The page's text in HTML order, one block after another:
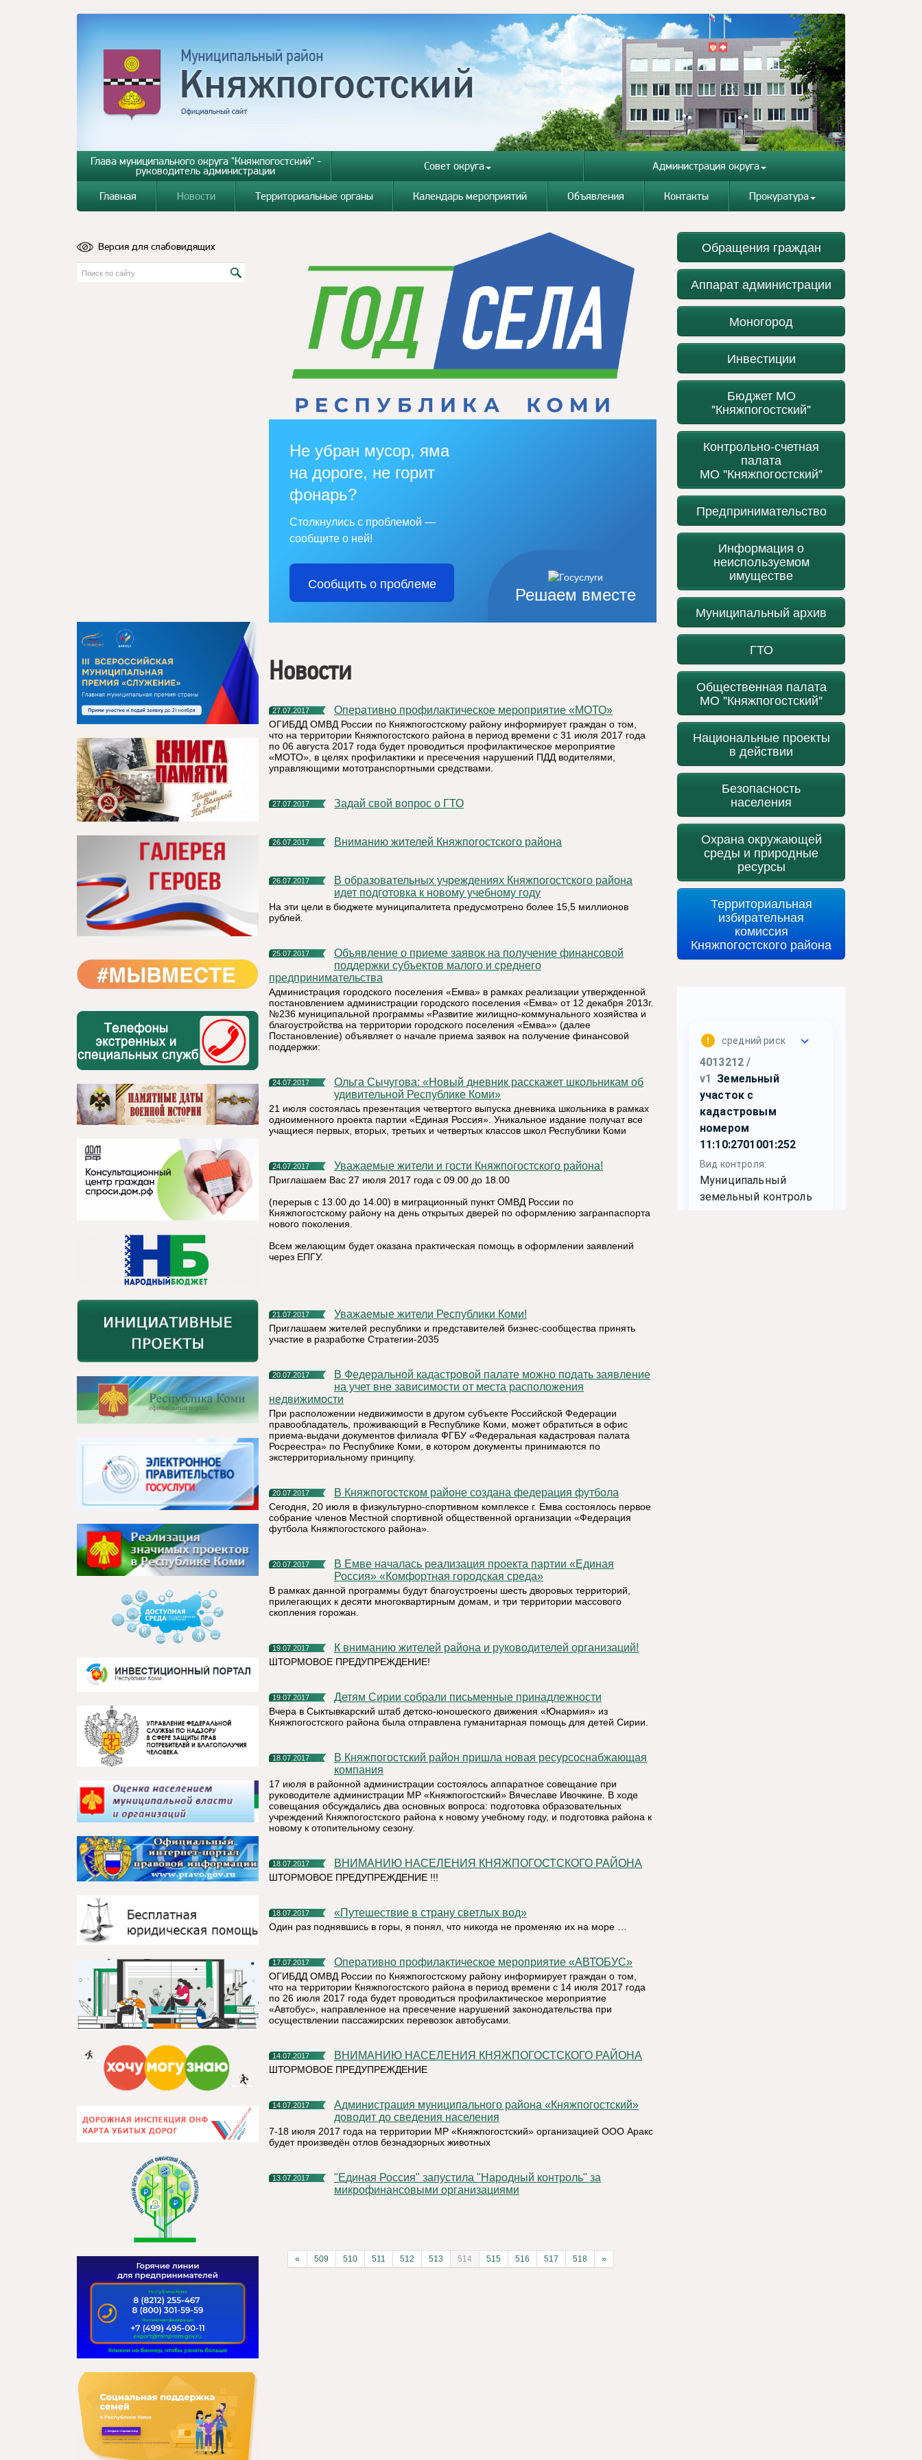
Глава муниципального округа "Княжпогостский" -
руководитель администрации Совет округа Администрация округа
Главная Новости Территориальные органы Календарь мероприятий Объявления Контакты Прокуратура
Версия для слабовидящих
Решаем вместе
Не убран мусор, яма
на дороге, не горит
фонарь?
Столкнулись с проблемой —
сообщите о ней!
Сообщить о проблеме
Новости
27.07.2017 Оперативно профилактическое мероприятие «МОТО»
ОГИБДД ОМВД России по Княжпогостскому району информирует граждан о том,
что на территории Княжпогостского района в период времени с 31 июля 2017 года
по 06 августа 2017 года будет проводиться профилактическое мероприятие
«МОТО», в целях профилактики и пресечения нарушений ПДД водителями,
управляющими мототранспортными средствами.
27.07.2017 Задай свой вопрос о ГТО
26.07.2017 Вниманию жителей Княжпогостского района
26.07.2017
В образовательных учреждениях Княжпогостского района
идет подготовка к новому учебному году
На эти цели в бюджете муниципалитета предусмотрено более 15,5 миллионов
рублей.
25.07.2017
Объявление о приеме заявок на получение финансовой
поддержки субъектов малого и среднего
предпринимательства
Администрация городского поселения «Емва» в рамках реализации утвержденной
постановлением администрации городского поселения «Емва» от 12 декабря 2013г.
№236 муниципальной программы «Развитие жилищно-коммунального хозяйства и
благоустройства на территории городского поселения «Емва»» (далее
Постановление) объявляет о начале приема заявок на получение финансовой
поддержки:
24.07.2017
Ольга Сычугова: «Новый дневник расскажет школьникам об
удивительной Республике Коми»
21 июля состоялась презентация четвертого выпуска дневника школьника в рамках
одноименного проекта партии «Единая Россия». Уникальное издание получат все
учащиеся первых, вторых, третьих и четвертых классов школ Республики Коми
24.07.2017 Уважаемые жители и гости Княжпогостского района!
Приглашаем Вас 27 июля 2017 года с 09.00 до 18.00
(перерыв с 13.00 до 14.00) в миграционный пункт ОМВД России по
Княжпогостскому району на день открытых дверей по оформлению загранпаспорта
нового поколения.
Всем желающим будет оказана практическая помощь в оформлении заявлений
через ЕПГУ.
21.07.2017 Уважаемые жители Республики Коми!
Приглашаем жителей республики и представителей бизнес-сообщества принять
участие в разработке Стратегии-2035
20.07.2017
В Федеральной кадастровой палате можно подать заявление
на учет вне зависимости от места расположения
недвижимости
При расположении недвижимости в другом субъекте Российской Федерации
правообладатель, проживающий в Республике Коми, может обратиться в офис
приема-выдачи документов филиала ФГБУ «Федеральная кадастровая палата
Росреестра» по Республике Коми, в котором документы принимаются по
экстерриториальному принципу.
20.07.2017 В Княжпогостском районе создана федерация футбола
Сегодня, 20 июля в физкультурно-спортивном комплексе г. Емва состоялось первое
собрание членов Местной спортивной общественной организации «Федерация
футбола Княжпогостского района».
20.07.2017
В Емве началась реализация проекта партии «Единая
Россия» «Комфортная городская среда»
В рамках данной программы будут благоустроены шесть дворовых территорий,
прилегающих к десяти многоквартирным домам, и три территории массового
скопления горожан.
19.07.2017 К вниманию жителей района и руководителей организаций!
ШТОРМОВОЕ ПРЕДУПРЕЖДЕНИЕ!
19.07.2017 Детям Сирии собрали письменные принадлежности
Вчера в Сыктывкарский штаб детско-юношеского движения «Юнармия» из
Княжпогостского района была отправлена гуманитарная помощь для детей Сирии.
18.07.2017
В Княжпогостский район пришла новая ресурсоснабжающая
компания
17 июля в районной администрации состоялось аппаратное совещание при
руководителе администрации МР «Княжпогостский» Вячеславе Ивочкине. В ходе
совещания обсуждались два основных вопроса: подготовка образовательных
учреждений Княжпогостского района к новому учебному году, и подготовка района к
новому к отопительному сезону.
18.07.2017 ВНИМАНИЮ НАСЕЛЕНИЯ КНЯЖПОГОСТСКОГО РАЙОНА
ШТОРМОВОЕ ПРЕДУПРЕЖДЕНИЕ !!!
18.07.2017 «Путешествие в страну светлых вод»
Один раз поднявшись в горы, я понял, что никогда не променяю их на море …
17.07.2017 Оперативно профилактическое мероприятие «АВТОБУС»
ОГИБДД ОМВД России по Княжпогостскому району информирует граждан о том,
что на территории Княжпогостского района в период времени с 14 июля 2017 года
по 26 июля 2017 года будет проводиться профилактическое мероприятие
«Автобус», направленное на пресечение нарушений законодательства при
осуществлении пассажирских перевозок автобусами.
14.07.2017 ВНИМАНИЮ НАСЕЛЕНИЯ КНЯЖПОГОСТСКОГО РАЙОНА
ШТОРМОВОЕ ПРЕДУПРЕЖДЕНИЕ
14.07.2017
Администрация муниципального района «Княжпогостский»
доводит до сведения населения
7-18 июля 2017 года на территории МР «Княжпогостский» организацией ООО Аракс
будет произведён отлов безнадзорных животных
13.07.2017
"Единая Россия" запустила "Народный контроль" за
микрофинансовыми организациями
« 509 510 511 512 513 514 515 516 517 518 »
Обращения граждан
Аппарат администрации
Моногород
Инвестиции
Бюджет МО
"Княжпогостский"
Контрольно-счетная
палата
МО "Княжпогостский"
Предпринимательство
Информация о
неиспользуемом
имуществе
Муниципальный архив
ГТО
Общественная палата
МО "Княжпогостский"
Национальные проекты
в действии
Безопасность
населения
Охрана окружающей
среды и природные
ресурсы
Территориальная
избирательная
комиссия
Княжпогостского района